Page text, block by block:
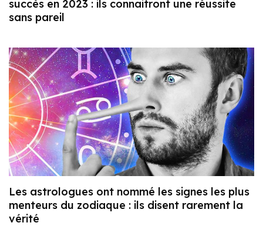
succès en 2023 : ils connaitront une réussite
sans pareil
Les astrologues ont nommé les signes les plus
menteurs du zodiaque : ils disent rarement la
vérité